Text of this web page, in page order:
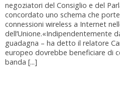
negoziatori del Consiglio e del
concordato uno schema che
connessioni wireless a Internet
dell’Unione.«Indipendentemente
guadagna – ha detto il relatore
europeo dovrebbe beneficiare di
banda [...]